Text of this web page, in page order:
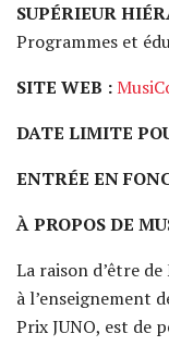
SUPÉRIEUR
Programmes et
SITE WEB :
DATE LIMITE
ENTRÉE EN
À PROPOS DE
La raison d’être
à l’enseignement
Prix JUNO, est de